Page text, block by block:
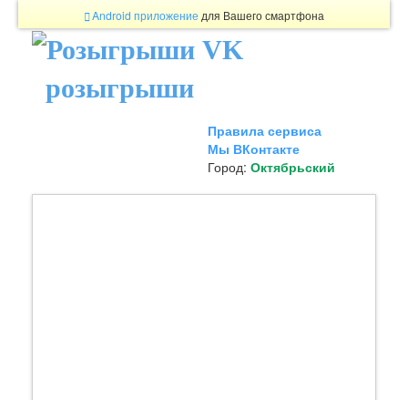
Android приложение для Вашего смартфона
розыгрыши
Правила сервиса
Мы ВКонтакте
Город: Октябрьский